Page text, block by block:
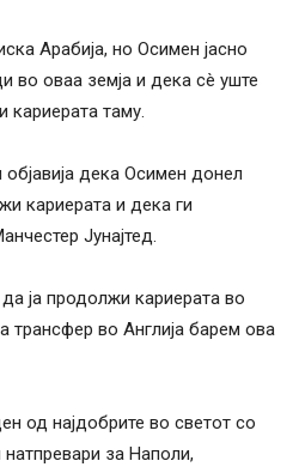
Арабија, но Осимен јасно
во оваа земја и дека сè уште
кариерата таму.
дека Осимен донел
кариерата и дека ги
Јунајтед.
ја продолжи кариерата во
трансфер во Англија барем ова
од најдобрите во светот со
за Наполи,